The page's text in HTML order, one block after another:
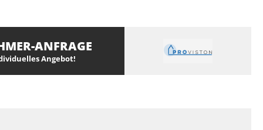
ANFRAGE
Angebot!